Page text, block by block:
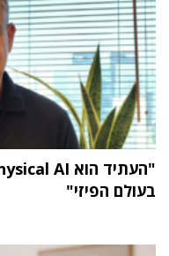
בעולם הפיזי"